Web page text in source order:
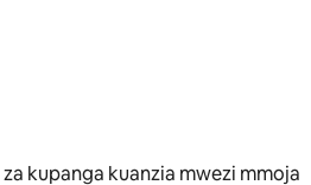
kupanga kuanzia mwezi mmoja